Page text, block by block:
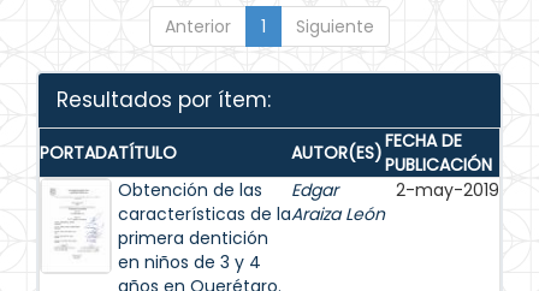
Anterior 1 Siguiente
Resultados por ítem:
PORTADATÍTULO AUTOR(ES)FECHA DE
PUBLICACIÓN
Obtención de las
características de la
primera dentición
en niños de 3 y 4
años en Querétaro.
Edgar
Araiza León
2-may-2019